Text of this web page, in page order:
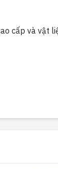
cấp và vật